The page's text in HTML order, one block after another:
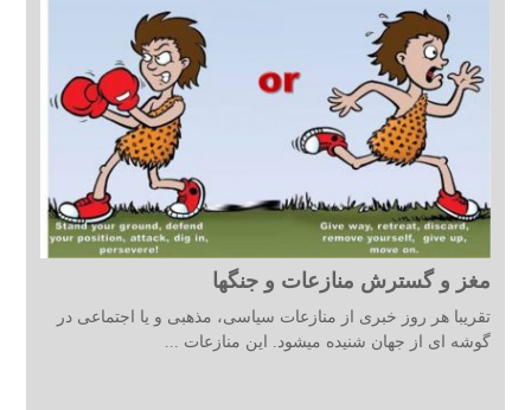
مغز و گسترش منازعات و جنگها
تقریبا هر روز خبری از منازعات سیاسی، مذهبی و یا اجتماعی در
گوشه ای از جهان شنیده میشود. این منازعات ...